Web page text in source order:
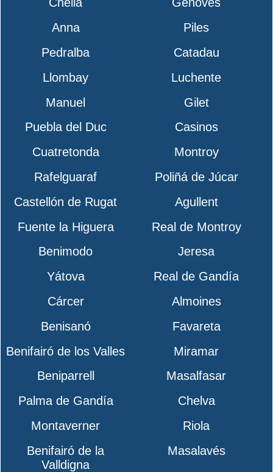
Anna
Piles
Pedralba
Catadau
Llombay
Luchente
Manuel
Gilet
Puebla del Duc
Casinos
Cuatretonda
Montroy
Rafelguaraf
Poliñá de Júcar
Castellón de Rugat
Agullent
Fuente la Higuera
Real de Montroy
Benimodo
Jeresa
Yátova
Real de Gandía
Cárcer
Almoines
Benisanó
Favareta
Benifairó de los Valles
Miramar
Beniparrell
Masalfasar
Palma de Gandía
Chelva
Montaverner
Riola
Benifairó de la
Valldigna
Masalavés